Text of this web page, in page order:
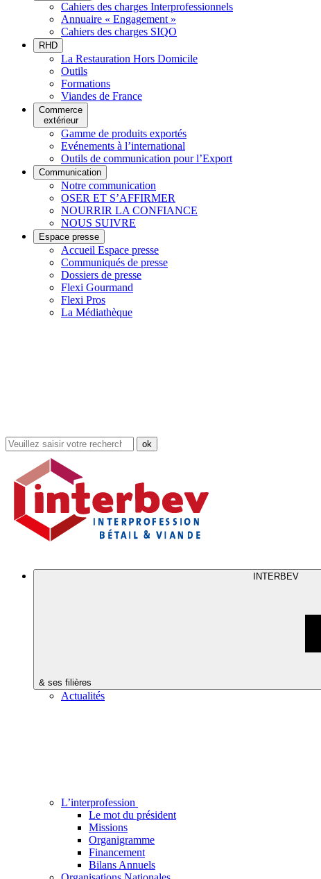
Cahiers des charges Interprofessionnels
Annuaire « Engagement »
Cahiers des charges SIQO
RHD
La Restauration Hors Domicile
Outils
Formations
Viandes de France
Commerce
extérieur
Gamme de produits exportés
Evénements à l’international
Outils de communication pour l’Export
Communication
Notre communication
OSER ET S’AFFIRMER
NOURRIR LA CONFIANCE
NOUS SUIVRE
Espace presse
Accueil Espace presse
Communiqués de presse
Dossiers de presse
Flexi Gourmand
Flexi Pros
La Médiathèque
Rechercher
dans
site
INTERBEV
& ses filières
Actualités
L’interprofession
Le mot du président
Missions
Organigramme
Financement
Bilans Annuels